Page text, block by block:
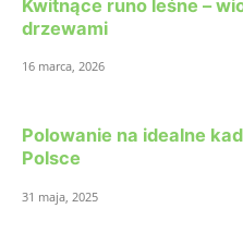
Kwitnące runo leśne –
drzewami
16 marca, 2026
Polowanie na idealne
Polsce
31 maja, 2025